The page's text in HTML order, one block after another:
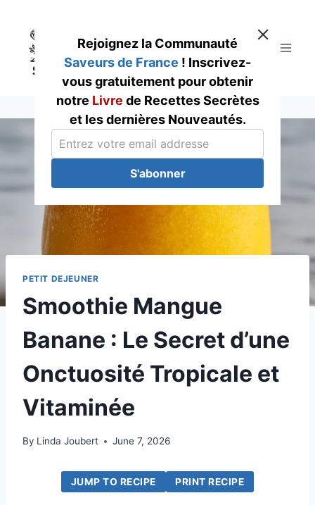
content
PETIT DEJEUNER
Smoothie Mangue
Banane : Le Secret d’une
Onctuosité Tropicale et
Vitaminée
By Linda Joubert June 7, 2026
JUMP TO RECIPE PRINT RECIPE
Rejoignez la Communauté
Saveurs de France ! Inscrivez-
vous gratuitement pour obtenir
notre Livre de Recettes Secrètes
et les dernières Nouveautés.
S'abonner